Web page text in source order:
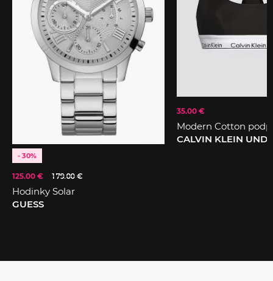
- 30%
125.00 € 179.00 €
Hodinky Solar
GUESS
35.00 €
Modern Cotton
CALVIN KLEIN